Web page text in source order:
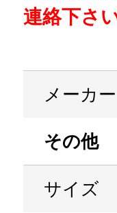
連絡下さ
メーカー
その他
サイズ